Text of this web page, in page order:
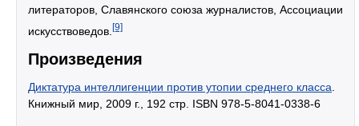
литераторов, Славянского союза журналистов, Ассоциации
искусствоведов. [9]
Произведения
Диктатура интеллигенции против утопии среднего класса.
Книжный мир, 2009 г., 192 стр. ISBN 978-5-8041-0338-6